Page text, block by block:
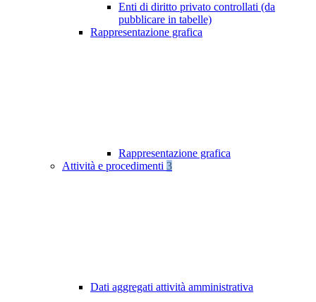
Enti di diritto privato controllati (da
pubblicare in tabelle)
Rappresentazione grafica
Rappresentazione grafica
Attività e procedimenti 3
Dati aggregati attività amministrativa